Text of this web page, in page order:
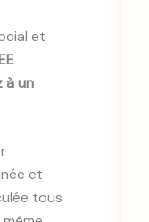
et
à un
et
tous